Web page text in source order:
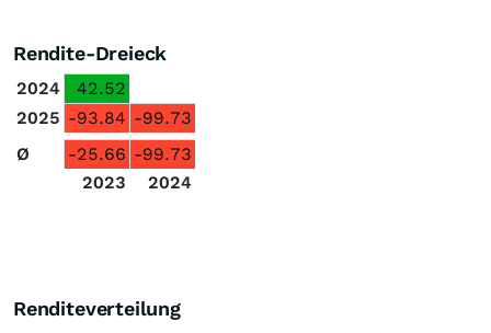
Rendite-Dreieck
2024
42.52
2025 -93.84 -99.73
Ø
-25.66 -99.73
2023
2024
Renditeverteilung